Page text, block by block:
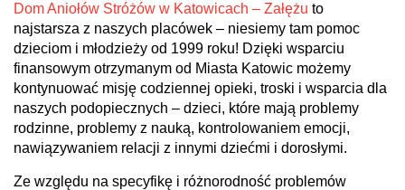
Dom Aniołów Stróżów w Katowicach – Załężu to
najstarsza z naszych placówek – niesiemy tam pomoc
dzieciom i młodzieży od 1999 roku! Dzięki wsparciu
finansowym otrzymanym od Miasta Katowic możemy
kontynuować misję codziennej opieki, troski i wsparcia dla
naszych podopiecznych – dzieci, które mają problemy
rodzinne, problemy z nauką, kontrolowaniem emocji,
nawiązywaniem relacji z innymi dziećmi i dorosłymi.
Ze względu na specyfikę i różnorodność problemów